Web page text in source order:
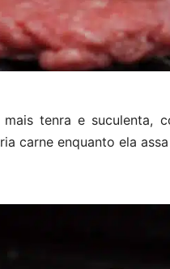
tenra e suculenta,
carne enquanto ela